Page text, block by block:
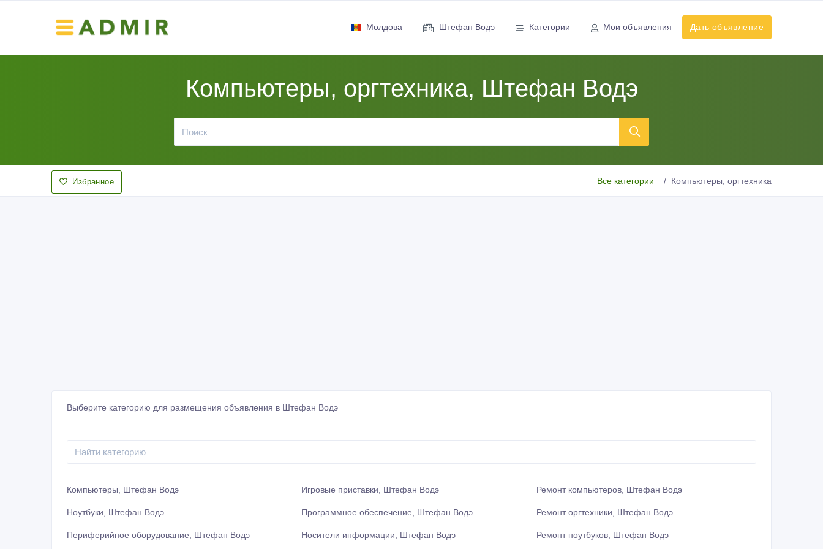
Молдова Штефан Водэ Категории Мои объявления Дать объявление
Компьютеры, оргтехника, Штефан Водэ
Избранное Все категории Компьютеры, оргтехника
Выберите категорию для размещения объявления в Штефан Водэ
Компьютеры, Штефан Водэ
Ноутбуки, Штефан Водэ
Периферийное оборудование, Штефан Водэ
Игровые приставки, Штефан Водэ
Программное обеспечение, Штефан Водэ
Носители информации, Штефан Водэ
Ремонт компьютеров, Штефан Водэ
Ремонт оргтехники, Штефан Водэ
Ремонт ноутбуков, Штефан Водэ